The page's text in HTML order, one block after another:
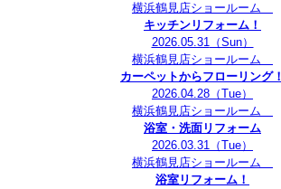
横浜鶴見店ショールーム
キッチンリフォーム！
2026.05.31（Sun）
横浜鶴見店ショールーム
カーペットからフローリング！
2026.04.28 （Tue）
横浜鶴見店ショールーム
浴室・洗面リフォーム
2026.03.31 （Tue）
横浜鶴見店ショールーム
浴室リフォーム！